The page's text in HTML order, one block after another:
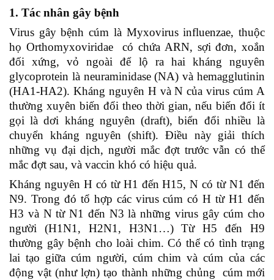
1. Tác nhân gây bệnh
Virus gây bệnh cúm là Myxovirus influenzae, thuộc
họ Orthomyxoviridae có chứa ARN, sợi đơn, xoắn
đối xứng, vỏ ngoài để lộ ra hai kháng nguyên
glycoprotein là neuraminidase (NA) và hemagglutinin
(HA1-HA2). Kháng nguyên H và N của virus cúm A
thường xuyên biến đổi theo thời gian, nếu biến đổi ít
gọi là dơi kháng nguyên (draft), biển đổi nhiều là
chuyển kháng nguyên (shift). Điều này giải thích
những vụ đại dịch, người mắc đợt trước vẫn có thể
mắc đợt sau, và vaccin khó có hiệu quả.
Kháng nguyên H có từ H1 đến H15, N có từ N1 đến
N9. Trong đó tổ hợp các virus cúm có H từ H1 đến
H3 và N từ N1 đến N3 là những virus gây cúm cho
người (H1N1, H2N1, H3N1…) Từ H5 đến H9
thường gây bệnh cho loài chim. Có thể có tình trạng
lai tạo giữa cúm người, cúm chim và cúm của các
động vật (như lợn) tạo thành những chủng cúm mới